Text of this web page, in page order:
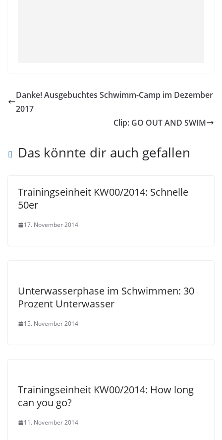
Danke! Ausgebuchtes Schwimm-Camp im Dezember
2017
Clip: GO OUT AND SWIM
Das könnte dir auch gefallen
Trainingseinheit KW00/2014: Schnelle
50er
17. November 2014
Unterwasserphase im Schwimmen: 30
Prozent Unterwasser
15. November 2014
Trainingseinheit KW00/2014: How long
can you go?
11. November 2014